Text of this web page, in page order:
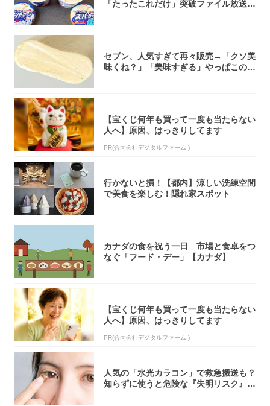
「たったこれだけ」突破ファイル放送で
セブン、人気すぎて再々販売→「クソ美
味くね？」「美味すぎる」やっぱこのク
【宝くじ何年も買って一度も当たらない
人へ】原因、はっきりしてます
PR(合同会社デジタルファーム )
行かないと損！【都内】涼しい洗練空間
で美食を楽しむ！隠れ家スポット
カナダの食を祝う一日 市場と食卓をつ
なぐ「フード・デー」【カナダ】
【宝くじ何年も買って一度も当たらない
人へ】原因、はっきりしてます
PR(合同会社デジタルファーム )
人気の「水光カラコン」で救急搬送も？
知らずに使うと危険な『失明リスク』と